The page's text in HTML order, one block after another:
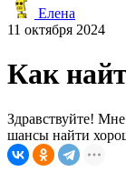
Елена
11 октября 2024
Как
Здравствуйте!
шансы найти